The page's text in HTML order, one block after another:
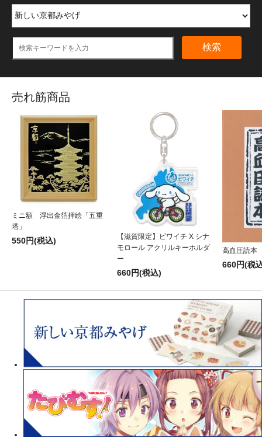
検索
売れ筋商品
ミニ額 浮出金箔押絵「五重
塔」
550円(税込)
【滋賀限定】ビワイチ X シナ
モロール アクリルキーホルダ
ー
660円(税込)
高血圧読本
660円(税